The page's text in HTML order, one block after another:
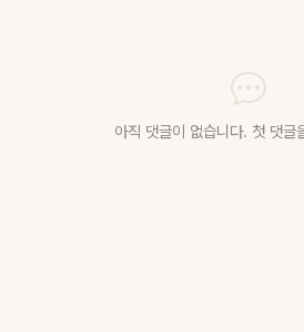
아직 댓글이 없습니다. 첫 댓글